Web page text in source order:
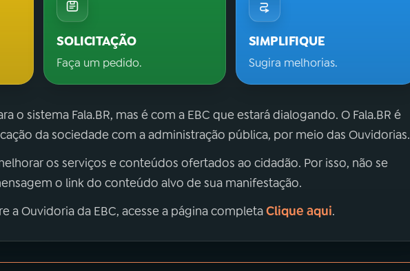
SOLICITAÇÃO
Faça um pedido.
SIMPLIFIQUE
Sugira melhorias.
o sistema Fala.BR, mas é com a EBC que estará dialogando. O Fala.BR é
da sociedade com a administração pública, por meio das Ouvidorias.
os serviços e conteúdos ofertados ao cidadão. Por isso, não se
o link do conteúdo alvo de sua manifestação.
a Ouvidoria da EBC, acesse a página completaClique aqui.